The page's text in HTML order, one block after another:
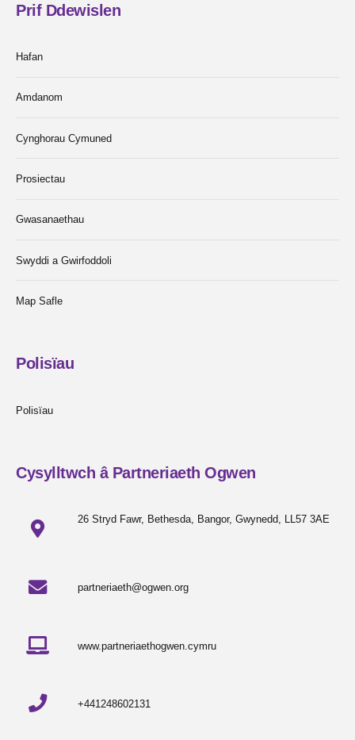
Prif Ddewislen
Hafan
Amdanom
Cynghorau Cymuned
Prosiectau
Gwasanaethau
Swyddi a Gwirfoddoli
Map Safle
Polisïau
Polisïau
Cysylltwch â Partneriaeth Ogwen
26 Stryd Fawr, Bethesda, Bangor, Gwynedd, LL57 3AE
partneriaeth@ogwen.org
www.partneriaethogwen.cymru
+441248602131